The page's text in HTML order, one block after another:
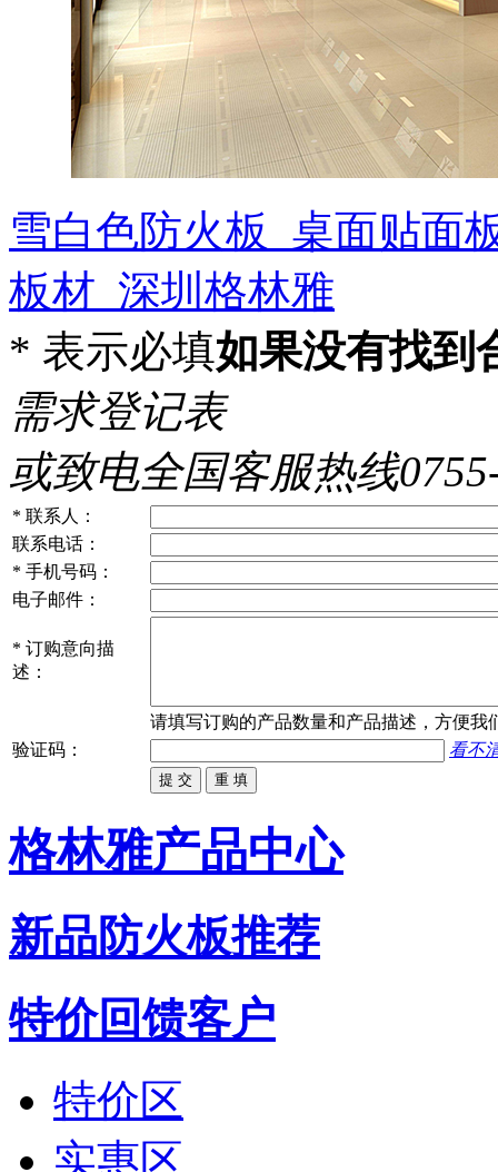
雪白色防火板_桌面贴面
板材_深圳格林雅
* 表示必填如果没有找到
需求登记表
或致电全国客服热线
* 联系人：
联系电话：
* 手机号码：
电子邮件：
* 订购意向描
述：
请填写订购的产品数量和产品描述，方便我
验证码：
看不
格林雅产品中心
新品防火板推荐
特价回馈客户
特价区
实惠区